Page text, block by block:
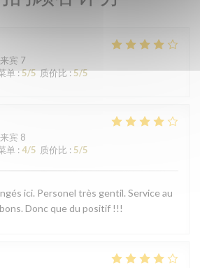
宾 7
单:5/5 质价比:5/5
宾 8
单 : 4/5 质价比 : 5/5
ici. Personel très gentil. Service au
Donc que du positif !!!